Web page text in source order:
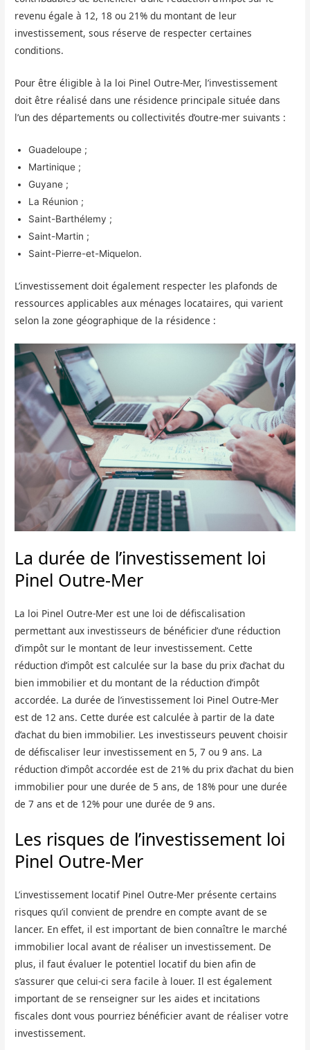
revenu égale à 12, 18 ou 21% du montant de leur
investissement, sous réserve de respecter certaines
conditions.
Pour être éligible à la loi Pinel Outre-Mer, l’investissement
doit être réalisé dans une résidence principale située dans
l’un des départements ou collectivités d’outre-mer suivants :
Guadeloupe ;
Martinique ;
Guyane ;
La Réunion ;
Saint-Barthélemy ;
Saint-Martin ;
Saint-Pierre-et-Miquelon.
L’investissement doit également respecter les plafonds de
ressources applicables aux ménages locataires, qui varient
selon la zone géographique de la résidence :
La durée de l’investissement loi
Pinel Outre-Mer
La loi Pinel Outre-Mer est une loi de défiscalisation
permettant aux investisseurs de bénéficier d’une réduction
d’impôt sur le montant de leur investissement. Cette
réduction d’impôt est calculée sur la base du prix d’achat du
bien immobilier et du montant de la réduction d’impôt
accordée. La durée de l’investissement loi Pinel Outre-Mer
est de 12 ans. Cette durée est calculée à partir de la date
d’achat du bien immobilier. Les investisseurs peuvent choisir
de défiscaliser leur investissement en 5, 7 ou 9 ans. La
réduction d’impôt accordée est de 21% du prix d’achat du bien
immobilier pour une durée de 5 ans, de 18% pour une durée
de 7 ans et de 12% pour une durée de 9 ans.
Les risques de l’investissement loi
Pinel Outre-Mer
L’investissement locatif Pinel Outre-Mer présente certains
risques qu’il convient de prendre en compte avant de se
lancer. En effet, il est important de bien connaître le marché
immobilier local avant de réaliser un investissement. De
plus, il faut évaluer le potentiel locatif du bien afin de
s’assurer que celui-ci sera facile à louer. Il est également
important de se renseigner sur les aides et incitations
fiscales dont vous pourriez bénéficier avant de réaliser votre
investissement.